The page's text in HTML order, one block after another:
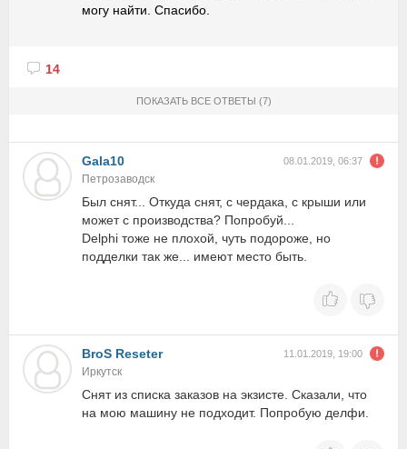
могу найти. Спасибо.
14
ПОКАЗАТЬ ВСЕ ОТВЕТЫ (7)
Gala10 08.01.2019, 06:37
Петрозаводск
Был снят... Откуда снят, с чердака, с крыши или
может с производства? Попробуй...
Delphi тоже не плохой, чуть подороже, но
подделки так же... имеют место быть.
BroS Reseter 11.01.2019, 19:00
Иркутск
Снят из списка заказов на экзисте. Сказали, что
на мою машину не подходит. Попробую делфи.